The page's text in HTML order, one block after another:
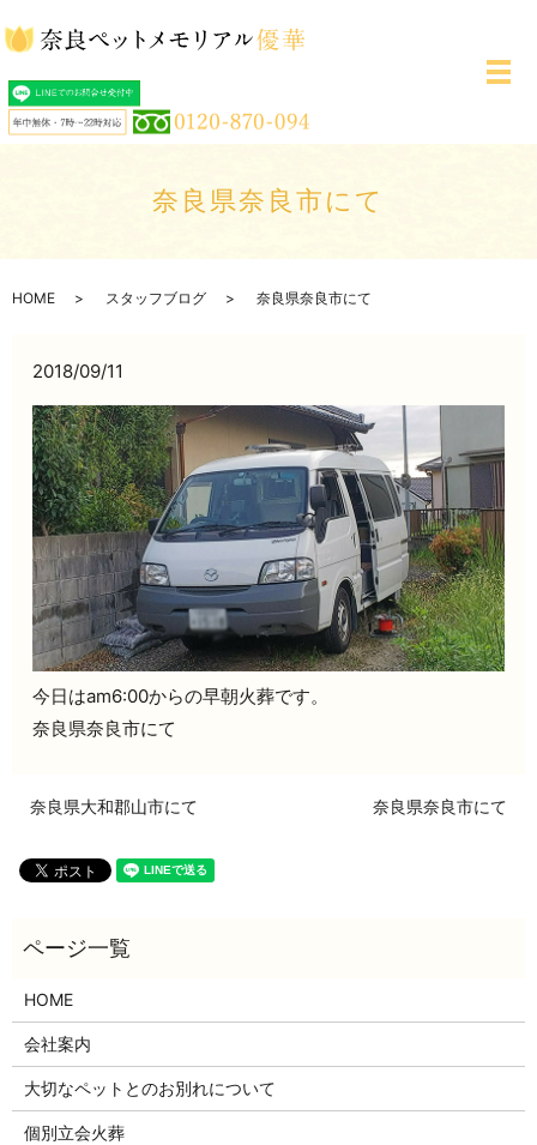
メ
奈良県奈良市にて
HOME スタッフブログ 奈良県奈良市にて
2018/09/11
今日はam6:00からの早朝火葬です。
奈良県奈良市にて
奈良県大和郡山市にて 奈良県奈良市にて
HOME
会社案内
大切なペットとのお別れについて
個別立会火葬